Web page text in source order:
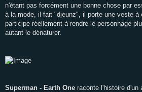
n'étant pas forcément une bonne chose par
à la mode, il fait "djeunz", il porte une veste à
participe réellement à rendre le personnage
autant le dénaturer.
Superman - Earth One raconte l'histoire d'un